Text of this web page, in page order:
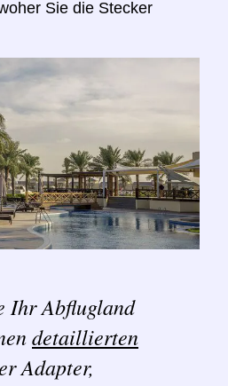
Sie die Stecker
Ihr Abflugland
detaillierten
Adapter,